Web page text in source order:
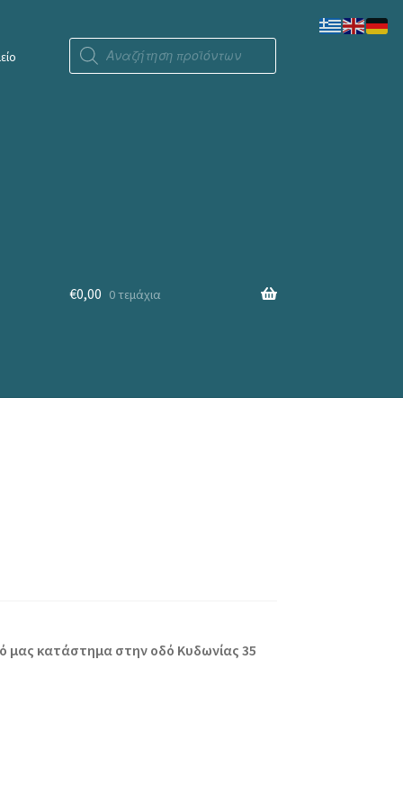
Products
search
€0,00 0 τεμάχια
μας κατάστημα στην οδό Κυδωνίας 35